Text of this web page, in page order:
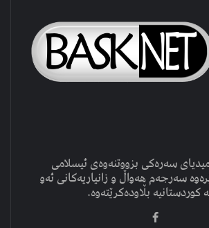
سەرەکی بزووتنەوەی ئیسلامی
سەرجەم هەواڵ و زانیاریەکانی ئەو
کوردستانیە بڵاودەکرێتەوە.